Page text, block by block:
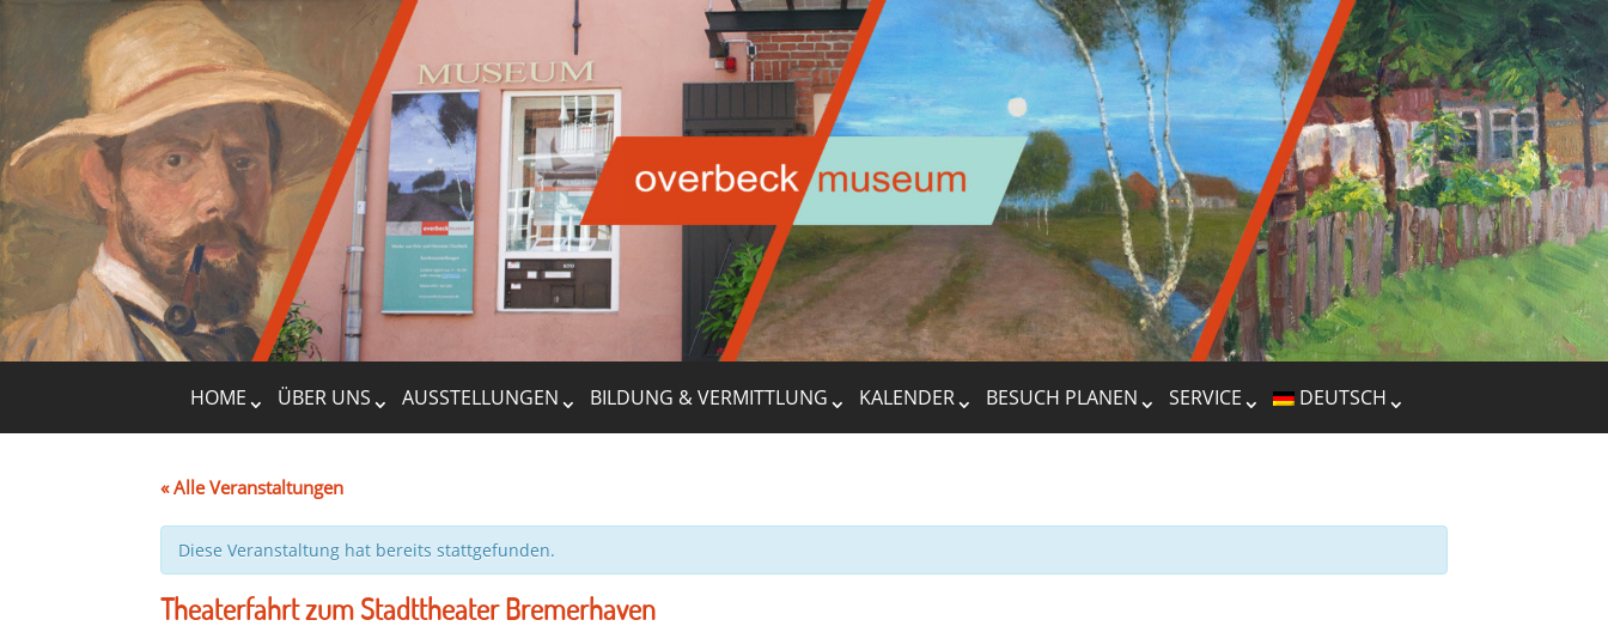
HOME ÜBER UNS AUSSTELLUNGEN BILDUNG & VERMITTLUNG KALENDER BESUCH PLANEN SERVICE DEUTSCH
« Alle Veranstaltungen
Diese Veranstaltung hat bereits stattgefunden.
Theaterfahrt zum Stadttheater Bremerhaven